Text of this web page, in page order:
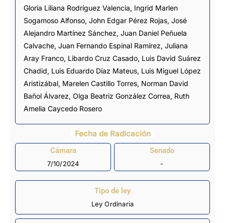
Gloria Liliana Rodríguez Valencia, Ingrid Marlen
Sogamoso Alfonso, John Edgar Pérez Rojas, José
Alejandro Martínez Sánchez, Juan Daniel Peñuela
Calvache, Juan Fernando Espinal Ramírez, Juliana
Aray Franco, Libardo Cruz Casado, Luis David Suárez
Chadid, Luis Eduardo Díaz Mateus, Luis Miguel López
Aristizábal, Marelen Castillo Torres, Norman David
Bañol Álvarez, Olga Beatriz González Correa, Ruth
Amelia Caycedo Rosero
Fecha de Radicación
Cámara
7/10/2024
Senado
-
Tipo de ley
Ley Ordinaria